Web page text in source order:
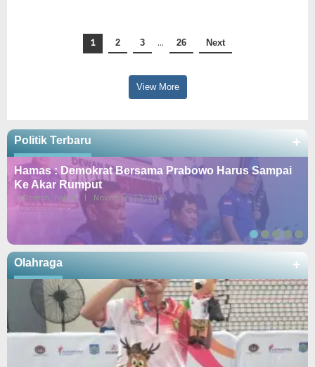
1 2 3 … 26 Next
View More
Politik Terbaru +
Hamas : Demokrat Bersama Prabowo Harus Sampai
Ke Akar Rumput
In Daerah, Politik November 12, 2025
Olahraga +